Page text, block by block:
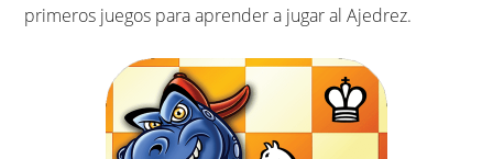
primeros juegos para aprender a jugar al Ajedrez.